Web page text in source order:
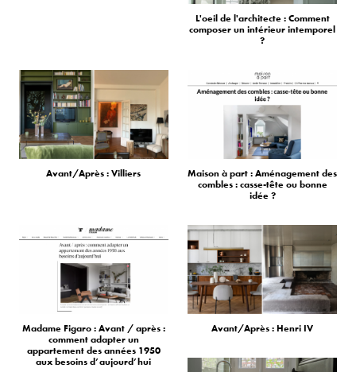
L'oeil de l'architecte : Comment
composer un intérieur intemporel
?
Avant/Après : Villiers
Maison à part : Aménagement des
combles : casse-tête ou bonne
idée ?
Madame Figaro : Avant / après :
comment adapter un
appartement des années 1950
aux besoins d’aujourd’hui
Avant/Après : Henri IV